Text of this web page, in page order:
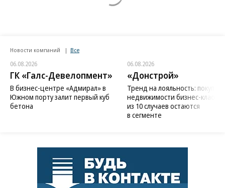
Новости компаний Все
06.08.2026
ГК «Галс-Девелопмент»
В бизнес-центре «Адмирал» в
Южном порту залит первый куб
бетона
06.08.2026
«Донстрой»
Тренд на лояльность:
недвижимости бизнес-класса
из 10 случаев остаются
в сегменте